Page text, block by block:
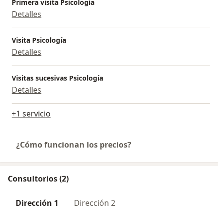
Primera visita Psicología
Detalles
Visita Psicología
Detalles
Visitas sucesivas Psicología
Detalles
+1 servicio
¿Cómo funcionan los precios?
Consultorios (2)
Dirección 1 Dirección 2